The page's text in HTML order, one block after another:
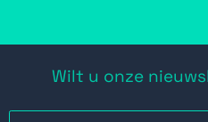
Wilt u onze